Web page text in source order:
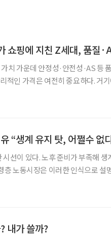
쇼핑에 지친 Z세대, 품질
치 가운데 안정성·안전성·AS 등
적인 가격은 여전히 중요하다. 거
“생계 유지 탓, 어쩔수 없
선이 있다. 노후 준비가 부족해 생
내가 쓸까?